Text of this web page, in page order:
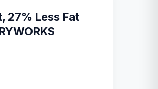
27% Less Fat